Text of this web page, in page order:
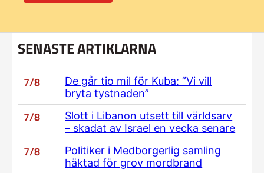
SENASTE ARTIKLARNA
7/8
De går tio mil för Kuba: ”Vi vill
bryta tystnaden”
7/8
Slott i Libanon utsett till världsarv
– skadat av Israel en vecka senare
7/8
Politiker i Medborgerlig samling
häktad för grov mordbrand